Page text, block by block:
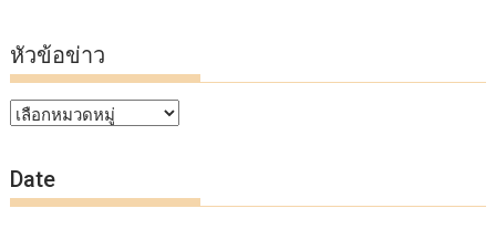
หัวข้อข่าว
หัวข้อ
Date